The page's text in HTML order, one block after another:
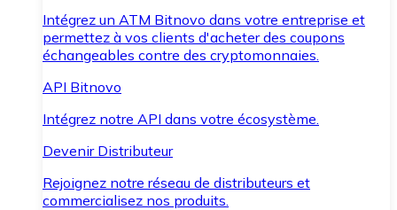
Intégrez un ATM Bitnovo dans votre entreprise et
permettez à vos clients d'acheter des coupons
échangeables contre des cryptomonnaies.
API Bitnovo
Intégrez notre API dans votre écosystème.
Devenir Distributeur
Rejoignez notre réseau de distributeurs et
commercialisez nos produits.